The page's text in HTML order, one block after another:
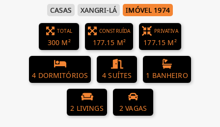
CASAS XANGRI-LÁ IMÓVEL 1974
TOTAL
300 M²
CONSTRUÍDA
177.15 M²
PRIVATIVA
177.15 M²
4 DORMITÓRIOS 4 SUÍTES 1 BANHEIRO
2 LIVINGS 2 VAGAS